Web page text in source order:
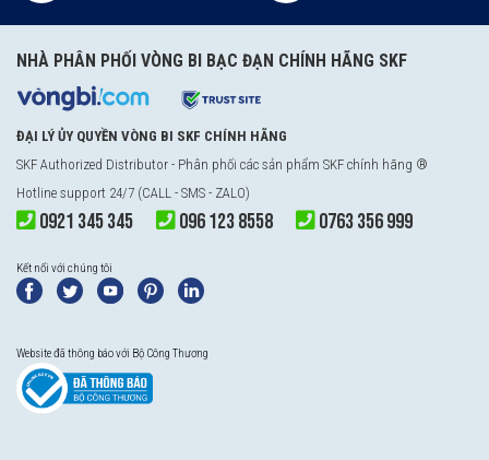
NHÀ PHÂN PHỐI VÒNG BI BẠC ĐẠN CHÍNH HÃNG SKF
ĐẠI LÝ ỦY QUYỀN VÒNG BI SKF CHÍNH HÃNG
SKF Authorized Distributor - Phân phối các sản phẩm SKF chính hãng ®
Hotline support 24/7 (CALL - SMS - ZALO)
0921 345 345 096 123 8558 0763 356 999
Kết nối với chúng tôi
Website đã thông báo với Bộ Công Thương